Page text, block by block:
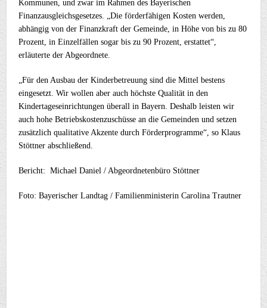
Kommunen, und zwar im Rahmen des Bayerischen
Finanzausgleichsgesetzes. „Die förderfähigen Kosten werden,
abhängig von der Finanzkraft der Gemeinde, in Höhe von bis zu 80
Prozent, in Einzelfällen sogar bis zu 90 Prozent, erstattet“,
erläuterte der Abgeordnete.
„Für den Ausbau der Kinderbetreuung sind die Mittel bestens
eingesetzt. Wir wollen aber auch höchste Qualität in den
Kindertageseinrichtungen überall in Bayern. Deshalb leisten wir
auch hohe Betriebskostenzuschüsse an die Gemeinden und setzen
zusätzlich qualitative Akzente durch Förderprogramme“, so Klaus
Stöttner abschließend.
Bericht: Michael Daniel / Abgeordnetenbüro Stöttner
Foto: Bayerischer Landtag / Familienministerin Carolina Trautner